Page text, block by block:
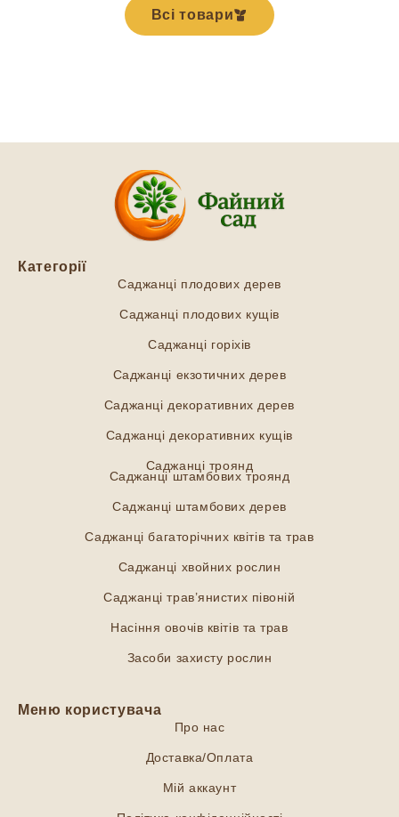
Всі товари
Категорії
Саджанці плодових дерев
Саджанці плодових кущів
Саджанці горіхів
Саджанці екзотичних дерев
Саджанці декоративних дерев
Саджанці декоративних кущів
Саджанці троянд
Саджанці штамбових троянд
Саджанці штамбових дерев
Саджанці багаторічних квітів та трав
Саджанці хвойних рослин
Саджанці трав’янистих півоній
Насіння овочів квітів та трав
Засоби захисту рослин
Меню користувача
Про нас
Доставка/Оплата
Мій аккаунт